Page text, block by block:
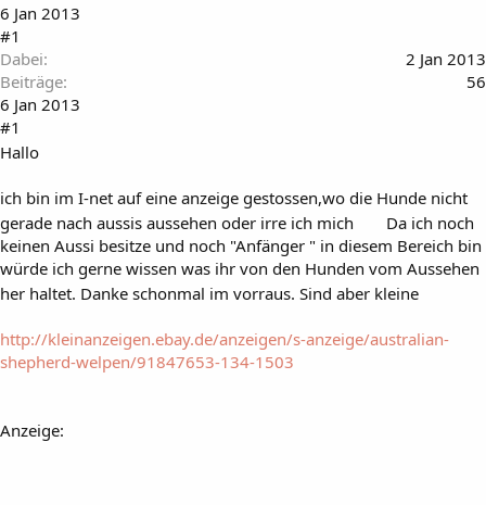
e
6 Jan 2013
#1
Dabei
2 Jan 2013
Beiträge
56
6 Jan 2013
#1
Hallo
ich bin im I-net auf eine anzeige gestossen,wo die Hunde nicht
gerade nach aussis aussehen oder irre ich mich
Da ich noch
keinen Aussi besitze und noch "Anfänger " in diesem Bereich bin
würde ich gerne wissen was ihr von den Hunden vom Aussehen
her haltet. Danke schonmal im vorraus. Sind aber kleine
http://kleinanzeigen.ebay.de/anzeigen/s-anzeige/australian-
shepherd-welpen/91847653-134-1503
Anzeige: